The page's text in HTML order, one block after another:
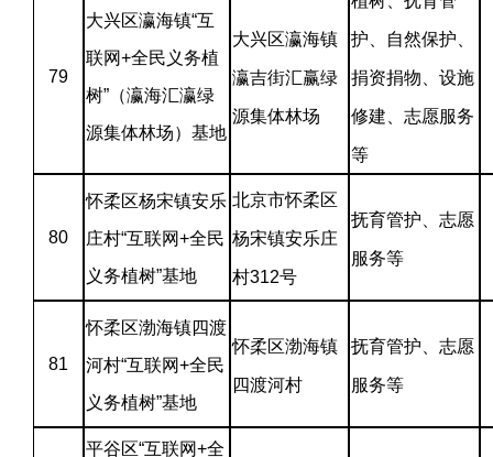
79
大兴区瀛海镇“互
联网+全民义务植
树”（瀛海汇瀛绿
源集体林场）基地
大兴区瀛海镇
瀛吉街汇赢绿
源集体林场
护、自然保护、
捐资捐物、设施
修建、志愿服务
等
80
怀柔区杨宋镇安乐
庄村“互联网+全民
义务植树”基地
北京市怀柔区
杨宋镇安乐庄
村312号
抚育管护、志愿
服务等
81
怀柔区渤海镇四渡
河村“互联网+全民
义务植树”基地
怀柔区渤海镇
四渡河村
抚育管护、志愿
服务等
平谷区“互联网+全